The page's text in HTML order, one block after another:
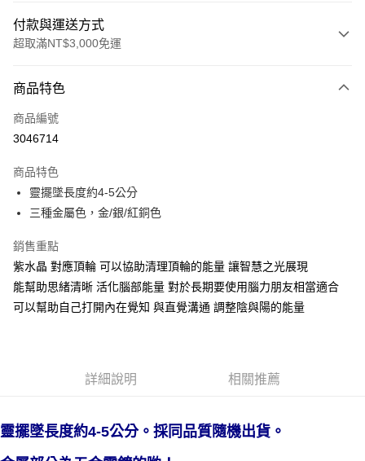
付款與運送方式
超取滿NT$3,000免運
信用卡一次付款
超商取貨付款
Apple Pay
街口支付
悠遊付
ATM付款
商品特色
商品編號
3046714
商品特色
靈擺墜長度約4-5公分
三種金屬色，金/銀/紅銅色
銷售重點
紫水晶 對應頂輪 可以協助清理頂輪的能量 讓智慧之光展現
能幫助思緒清晰 活化腦部能量 對於長期要使用腦力朋友相當適合
可以幫助自己打開內在覺知 與直覺溝通 調整陰與陽的能量
詳細說明 相關推薦
靈擺墜長度約4-5公分。 採同品質隨機出貨。